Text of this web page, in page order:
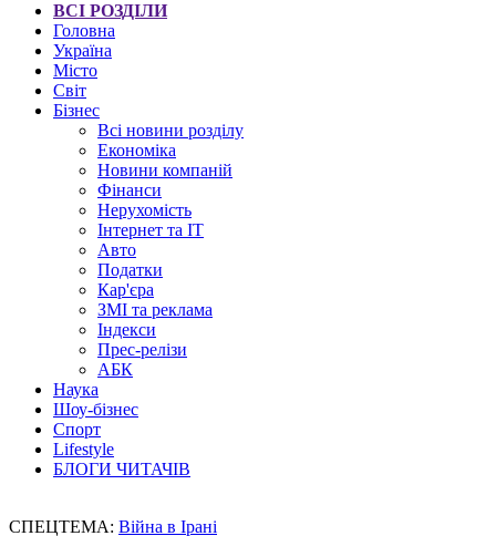
ВСІ РОЗДІЛИ
Головна
Україна
Місто
Світ
Бізнес
Всі новини розділу
Економіка
Новини компаній
Фінанси
Нерухомість
Інтернет та IT
Авто
Податки
Кар'єра
ЗМІ та реклама
Індекси
Прес-релізи
АБК
Наука
Шоу-бізнес
Спорт
Lifestyle
БЛОГИ ЧИТАЧІВ
СПЕЦТЕМА: Війна в Ірані